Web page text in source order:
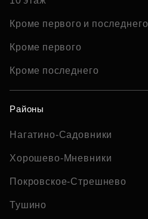
Кроме первого и последнего
Кроме первого
Кроме последнего
Районы
Нагатино-Садовники
Хорошево-Мневники
Покровское-Стрешнево
Тушино